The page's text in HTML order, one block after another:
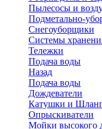
Пылесосы и
Подметально-
Снегоуборщики
Системы
Тележки
Подача воды
Назад
Подача воды
Дождеватели
Катушки и
Опрыскиватели
Мойки высокого